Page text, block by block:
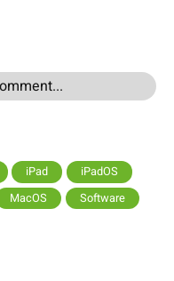
iPad
iPadOS
MacOS
Software